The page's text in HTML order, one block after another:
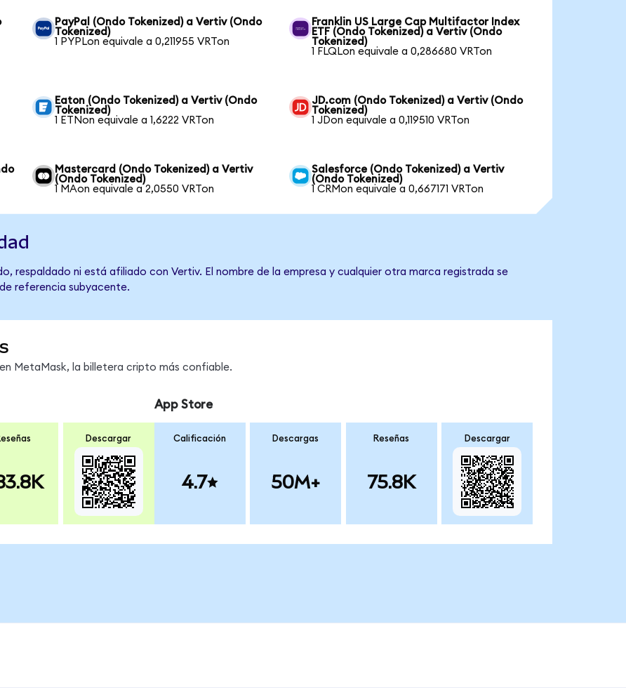
PayPal (Ondo Tokenized) a Vertiv (Ondo
Tokenized)
1 PYPLon equivale a 0,211955 VRTon
Franklin US Large Cap Multifactor Index
ETF (Ondo Tokenized) a Vertiv (Ondo
Tokenized)
1 FLQLon equivale a 0,286680 VRTon
Eaton (Ondo Tokenized) a Vertiv (Ondo
Tokenized)
1 ETNon equivale a 1,6222 VRTon
JD.com (Ondo Tokenized) a Vertiv (Ondo
Tokenized)
1 JDon equivale a 0,119510 VRTon
Mastercard (Ondo Tokenized) a Vertiv
(Ondo Tokenized)
1 MAon equivale a 2,0550 VRTon
Salesforce (Ondo Tokenized) a Vertiv
(Ondo Tokenized)
1 CRMon equivale a 0,667171 VRTon
respaldado ni está afiliado con Vertiv. El nombre de la empresa y cualquier otra marca registrada se
referencia subyacente.
MetaMask, la billetera cripto más confiable.
Descargar
App Store
Calificación
4.7
Descargas
50M+
Reseñas
75.8K
Descargar